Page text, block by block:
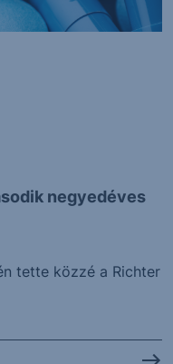
negyedéves
tette közzé a Richter